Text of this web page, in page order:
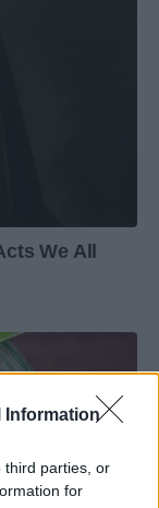
Information
third parties, or
for